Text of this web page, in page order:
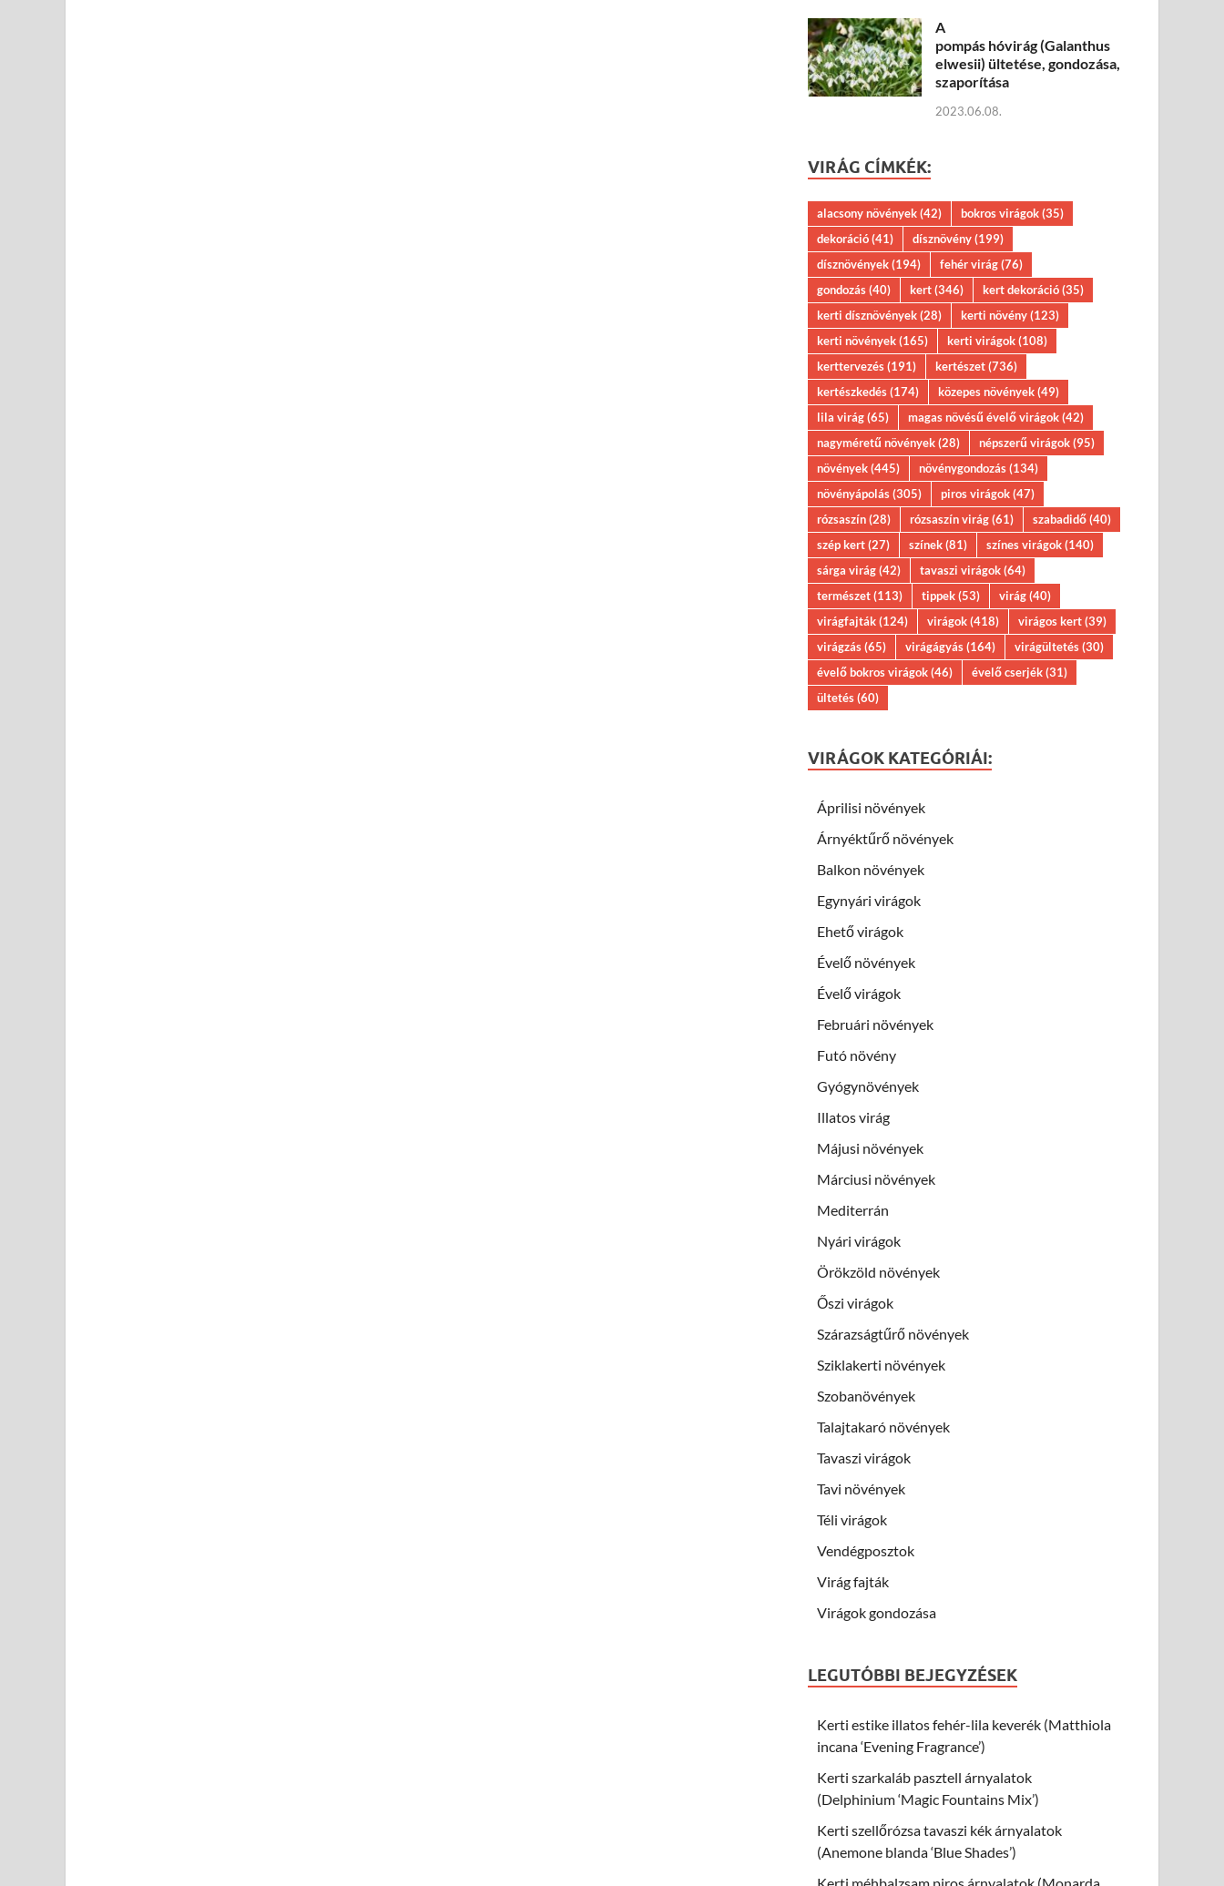
A
pompás hóvirág (Galanthus
elwesii) ültetése, gondozása,
szaporítása
2023.06.08.
VIRÁG CÍMKÉK:
alacsony növények(42) bokros virágok(35)
dekoráció(41) dísznövény(199)
dísznövények(194) fehér virág(76)
gondozás(40) kert(346) kert dekoráció(35)
kerti dísznövények(28) kerti növény(123)
kerti növények(165) kerti virágok(108)
kerttervezés(191) kertészet(736)
kertészkedés(174) közepes növények(49)
lila virág(65) magas növésű évelő virágok(42)
nagyméretű növények(28) népszerű virágok(95)
növények(445) növénygondozás(134)
növényápolás(305) piros virágok(47)
rózsaszín(28) rózsaszín virág(61) szabadidő(40)
szép kert(27) színek(81) színes virágok(140)
sárga virág(42) tavaszi virágok(64)
természet(113) tippek(53) virág(40)
virágfajták(124) virágok(418) virágos kert(39)
virágzás(65) virágágyás(164) virágültetés(30)
évelő bokros virágok(46) évelő cserjék(31)
ültetés(60)
VIRÁGOK KATEGÓRIÁI:
Áprilisi növények
Árnyéktűrő növények
Balkon növények
Egynyári virágok
Ehető virágok
Évelő növények
Évelő virágok
Februári növények
Futó növény
Gyógynövények
Illatos virág
Májusi növények
Márciusi növények
Mediterrán
Nyári virágok
Örökzöld növények
Őszi virágok
Szárazságtűrő növények
Sziklakerti növények
Szobanövények
Talajtakaró növények
Tavaszi virágok
Tavi növények
Téli virágok
Vendégposztok
Virág fajták
Virágok gondozása
LEGUTÓBBI BEJEGYZÉSEK
Kerti estike illatos fehér-lila keverék (Matthiola
incana ‘Evening Fragrance’)
Kerti szarkaláb pasztell árnyalatok
(Delphinium ‘Magic Fountains Mix’)
Kerti szellőrózsa tavaszi kék árnyalatok
(Anemone blanda ‘Blue Shades’)